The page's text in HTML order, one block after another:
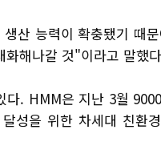
산 능력이 확충됐기 때
화해나갈 것"이라고 말했
. HMM은 지난 3월
성을 위한 차세대 친환